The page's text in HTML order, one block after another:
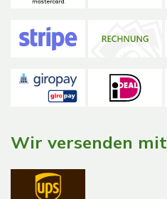
Wir versenden mit